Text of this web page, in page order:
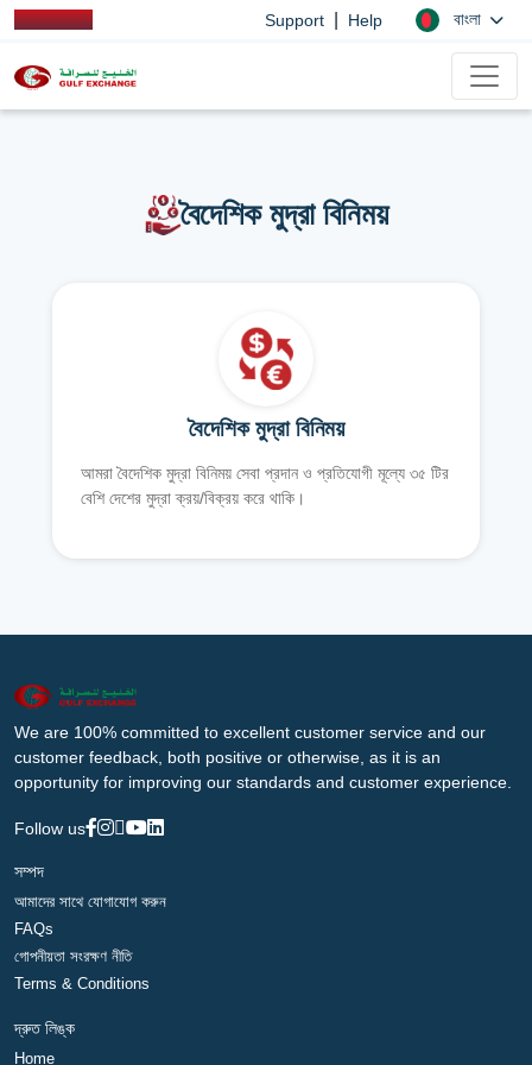
Support Help বাংলা
বৈদেশিক মুদ্রা বিনিময়
বৈদেশিক মুদ্রা বিনিময়
আমরা বৈদেশিক মুদ্রা বিনিময় সেবা প্রদান ও প্রতিযোগী মূল্যে ৩৫ টির
বেশি দেশের মুদ্রা ক্রয়/বিক্রয় করে থাকি।
We are 100% committed to excellent customer service and our
customer feedback, both positive or otherwise, as it is an
opportunity for improving our standards and customer experience.
Follow us
সম্পদ
আমাদের সাথে যোগাযোগ করুন
FAQs
গোপনীয়তা সংরক্ষণ নীতি
Terms & Conditions
দ্রুত লিঙ্ক
Home